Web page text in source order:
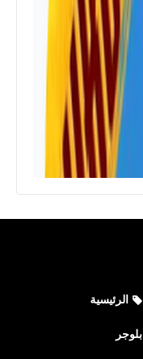
الرئيسية
بلوجر